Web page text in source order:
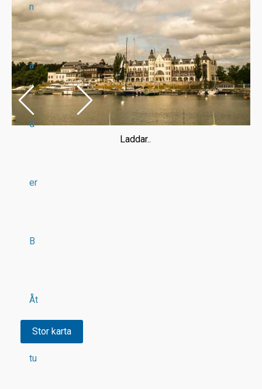
n
a
d
er
B
Åt
tu
Laddar..
Stor karta